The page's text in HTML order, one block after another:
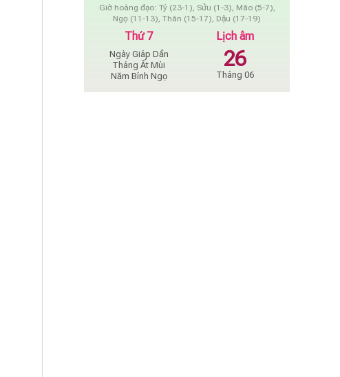
Giờ hoàng đạo: Tý (23-1), Sửu (1-3), Mão (5-7),
Ngọ (11-13), Thân (15-17), Dậu (17-19)
Thứ 7
Ngày Giáp Dần
Tháng Ất Mùi
Năm Bính Ngọ
Lịch âm
26
Tháng 06